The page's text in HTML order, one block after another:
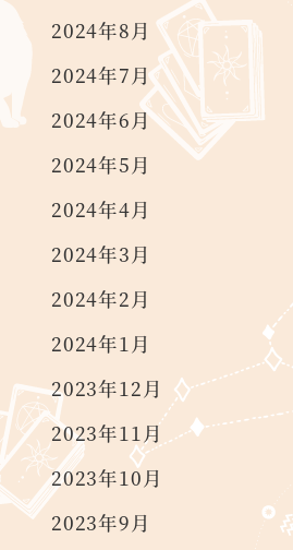
2024年8月
2024年7月
2024年6月
2024年5月
2024年4月
2024年3月
2024年2月
2024年1月
2023年12月
2023年11月
2023年10月
2023年9月